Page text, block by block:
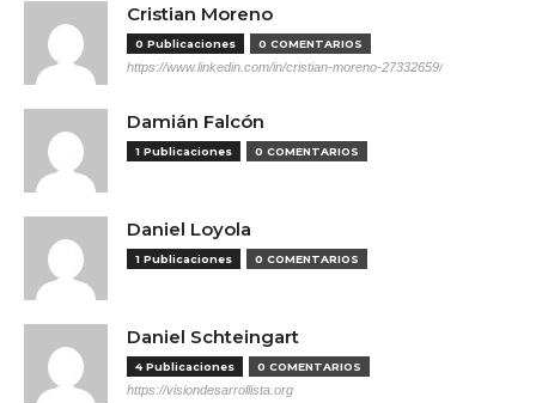
Cristian Moreno
0 Publicaciones 0 COMENTARIOS
https://www.linkedin.com/in/cristian-moreno-27332659/
Damián Falcón
1 Publicaciones 0 COMENTARIOS
Daniel Loyola
1 Publicaciones 0 COMENTARIOS
Daniel Schteingart
4 Publicaciones 0 COMENTARIOS
https://visiondesarrollista.org